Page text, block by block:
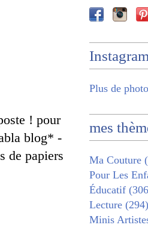
! pour
blog* -
de papiers
Instagram
Plus de
mes
Ma Couture
Pour Les
Éducatif
Lecture (294)
Minis